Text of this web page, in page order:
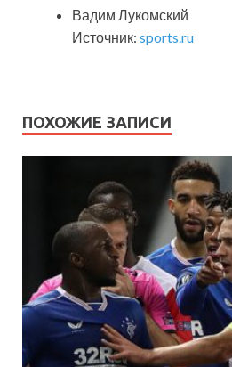
Вадим Лукомский
Источник: sports.ru
ПОХОЖИЕ ЗАПИСИ